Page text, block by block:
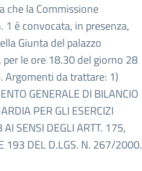
che la Commissione
1 è convocata, in presenza,
Giunta del palazzo
per le ore 18.30 del giorno 28
Argomenti da trattare: 1)
GENERALE DI BILANCIO
PER GLI ESERCIZI
SENSI DEGLI ARTT. 175,
193 DEL D.LGS. N. 267/2000.